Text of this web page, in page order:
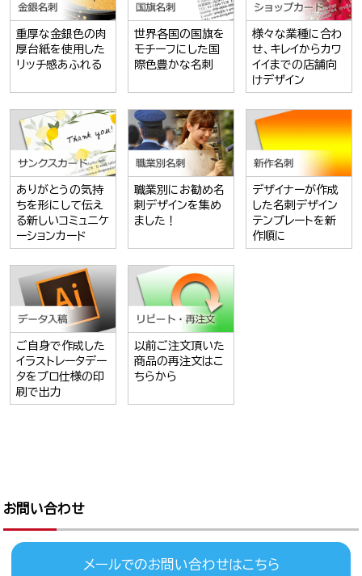
重厚な金銀色の肉
厚台紙を使用した
リッチ感あふれる
世界各国の国旗を
モチーフにした国
際色豊かな名刺
様々な業種に合わ
せ、キレイからカワ
イイまでの店舗向
けデザイン
ありがとうの気持
ちを形にして伝え
る新しいコミュニケ
ーションカード
職業別にお勧め名
刺デザインを集め
ました！
デザイナーが作成
した名刺デザイン
テンプレートを新
作順に
ご自身で作成した
イラストレータデー
タをプロ仕様の印
刷で出力
以前ご注文頂いた
商品の再注文はこ
ちらから
お問い合わせ
メールでのお問い合わせはこちら